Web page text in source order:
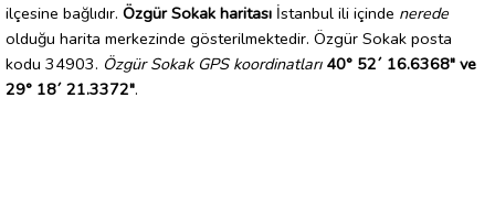
ilçesine bağlıdır. Özgür Sokak haritası İstanbul ili içinde nerede
olduğu harita merkezinde gösterilmektedir. Özgür Sokak posta
kodu 34903. Özgür Sokak GPS koordinatları 40° 52´ 16.6368" ve
29° 18´ 21.3372".